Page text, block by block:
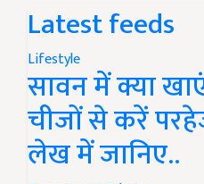
Latest feeds
Lifestyle
सावन में क्या
चीजों से करें
लेख में जानिए..